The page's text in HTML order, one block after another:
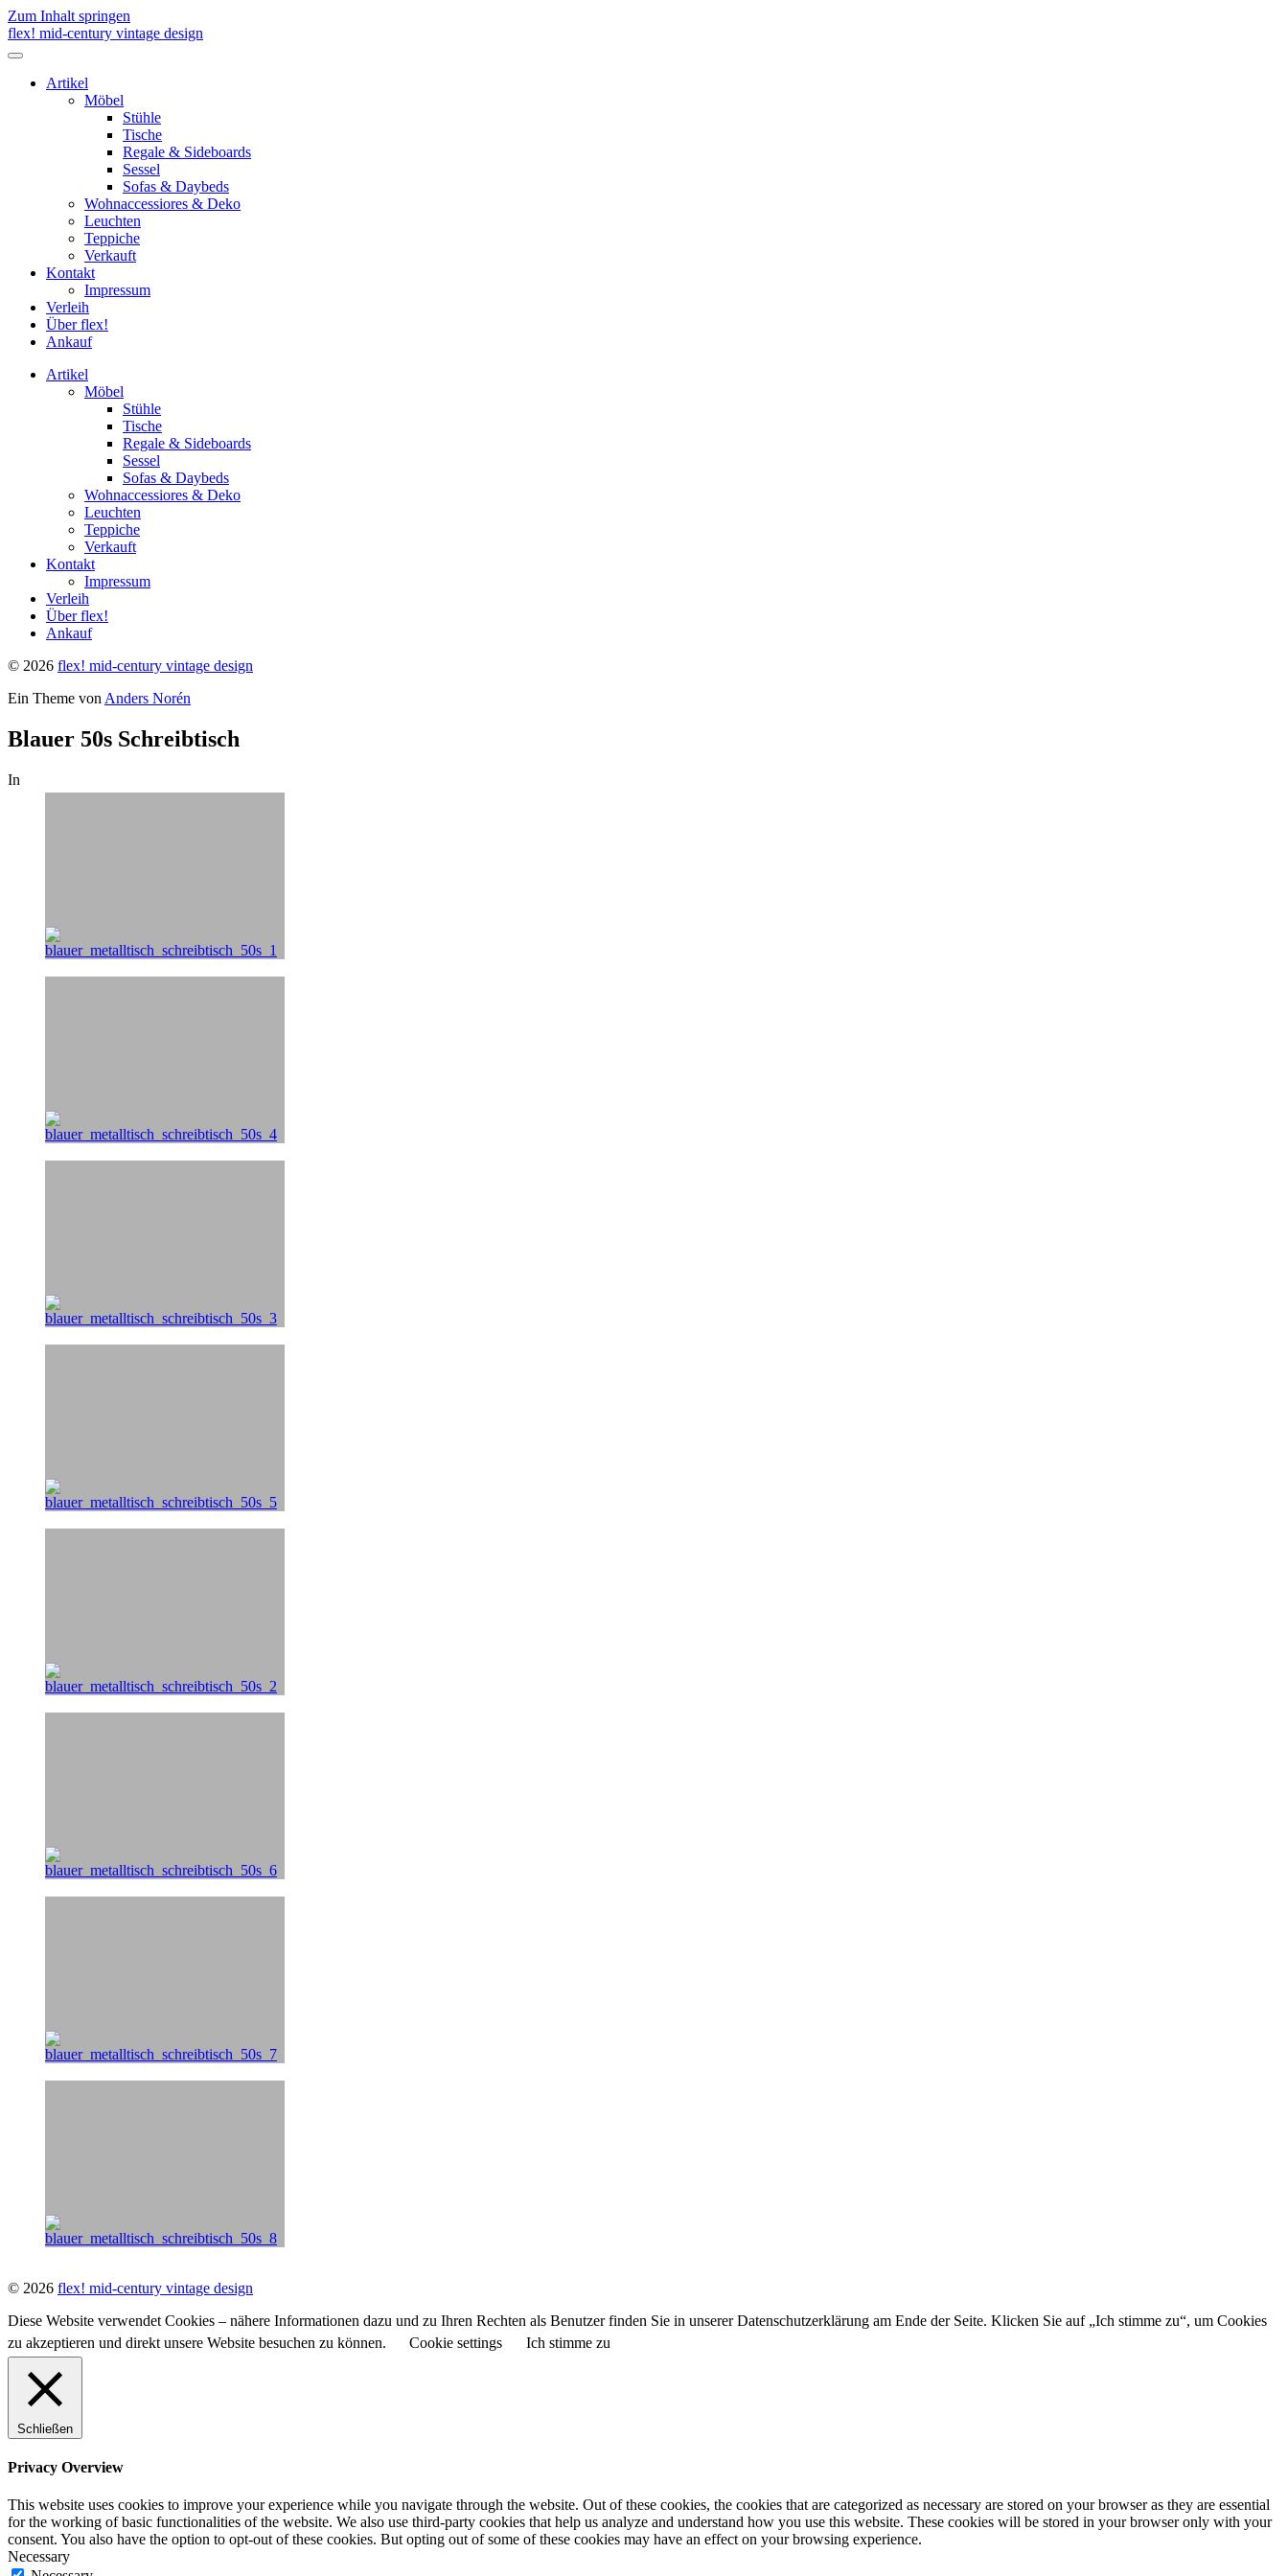
Zum Inhalt springen
flex! mid-century vintage design
Menü
umschalten
Artikel
Möbel
Stühle
Tische
Regale & Sideboards
Sessel
Sofas & Daybeds
Wohnaccessiores & Deko
Leuchten
Teppiche
Verkauft
Kontakt
Impressum
Verleih
Über flex!
Ankauf
Artikel
Möbel
Stühle
Tische
Regale & Sideboards
Sessel
Sofas & Daybeds
Wohnaccessiores & Deko
Leuchten
Teppiche
Verkauft
Kontakt
Impressum
Verleih
Über flex!
Ankauf
© 2026 flex! mid-century vintage design
Ein Theme von Anders Norén
Blauer 50s Schreibtisch
In
© 2026 flex! mid-century vintage design
Diese Website verwendet Cookies – nähere Informationen dazu und zu Ihren Rechten als Benutzer finden Sie in unserer Datenschutzerklärung am Ende der Seite. Klicken Sie auf „Ich stimme zu“, um Cookies
zu akzeptieren und direkt unsere Website besuchen zu können.
Cookie settings Ich stimme zu
Schließen
Privacy Overview
This website uses cookies to improve your experience while you navigate through the website. Out of these cookies, the cookies that are categorized as necessary are stored on your browser as they are essential
for the working of basic functionalities of the website. We also use third-party cookies that help us analyze and understand how you use this website. These cookies will be stored in your browser only with your
consent. You also have the option to opt-out of these cookies. But opting out of some of these cookies may have an effect on your browsing experience.
Necessary